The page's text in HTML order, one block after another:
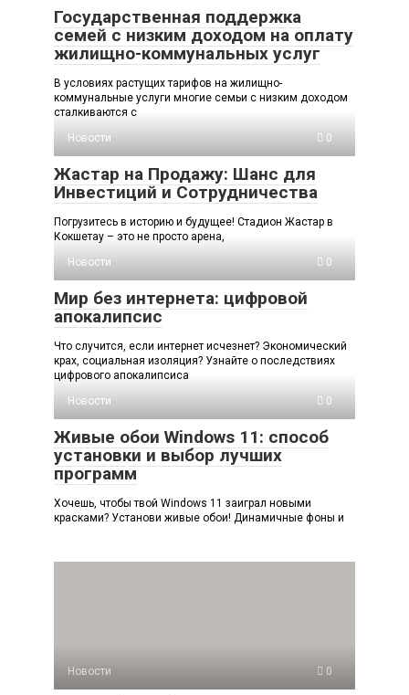
Государственная поддержка
семей с низким доходом на оплату
жилищно-коммунальных услуг
В условиях растущих тарифов на жилищно-
коммунальные услуги многие семьи с низким доходом
сталкиваются с
Новости
0
Жастар на Продажу: Шанс для
Инвестиций и Сотрудничества
Погрузитесь в историю и будущее! Стадион Жастар в
Кокшетау – это не просто арена,
Новости
0
Мир без интернета: цифровой
апокалипсис
Что случится, если интернет исчезнет? Экономический
крах, социальная изоляция? Узнайте о последствиях
цифрового апокалипсиса
Новости
0
Живые обои Windows 11: способ
установки и выбор лучших
программ
Хочешь, чтобы твой Windows 11 заиграл новыми
красками? Установи живые обои! Динамичные фоны и
Новости 0